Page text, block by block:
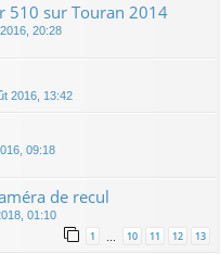
510 sur Touran 2014
20:28
2016, 13:42
09:18
de recul
01:10
1 … 10 11 12 13